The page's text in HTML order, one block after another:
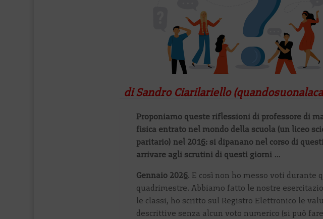
di Sandro Ciarilariello
Proponiamo queste riflessioni di professore di
fisica entrato nel mondo della scuola (un liceo
paritario) nel 2016: si dipanano nel corso di
arrivare agli scrutini di questi giorni …
Gennaio 2026. E così non ho messo voti durante
quadrimestre. Abbiamo fatto le nostre
le classi, ho scritto sul Registro Elettronico le
descrittive senza alcun voto numerico (si può